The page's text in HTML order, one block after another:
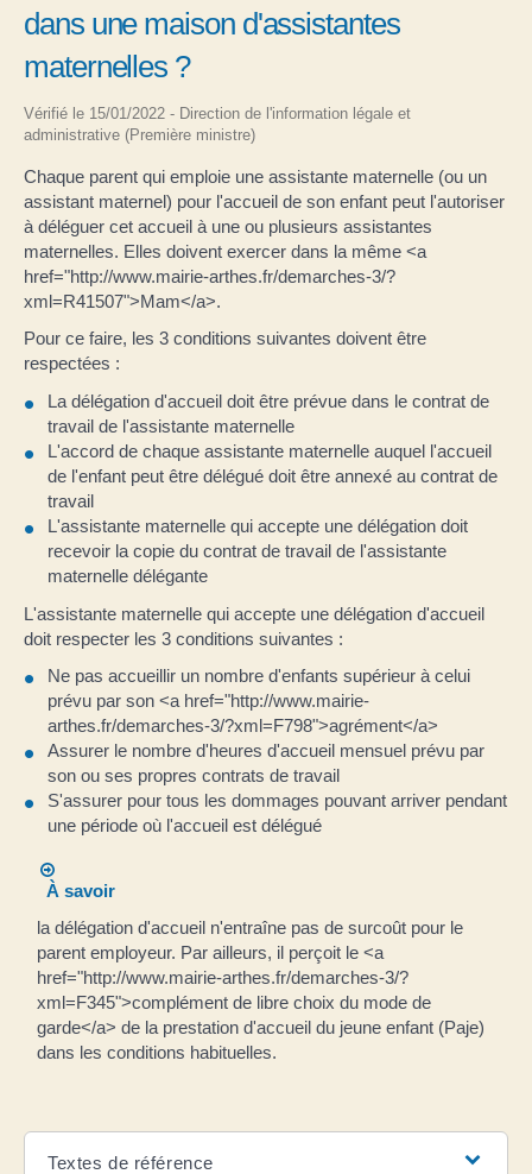
dans une maison d'assistantes
maternelles ?
Vérifié le 15/01/2022 - Direction de l'information légale et
administrative (Première ministre)
Chaque parent qui emploie une assistante maternelle (ou un
assistant maternel) pour l'accueil de son enfant peut l'autoriser
à déléguer cet accueil à une ou plusieurs assistantes
maternelles. Elles doivent exercer dans la même <a
href="http://www.mairie-arthes.fr/demarches-3/?
xml=R41507">Mam</a>.
Pour ce faire, les 3 conditions suivantes doivent être
respectées :
La délégation d'accueil doit être prévue dans le contrat de
travail de l'assistante maternelle
L'accord de chaque assistante maternelle auquel l'accueil
de l'enfant peut être délégué doit être annexé au contrat de
travail
L'assistante maternelle qui accepte une délégation doit
recevoir la copie du contrat de travail de l'assistante
maternelle délégante
L'assistante maternelle qui accepte une délégation d'accueil
doit respecter les 3 conditions suivantes :
Ne pas accueillir un nombre d'enfants supérieur à celui
prévu par son <a href="http://www.mairie-
arthes.fr/demarches-3/?xml=F798">agrément</a>
Assurer le nombre d'heures d'accueil mensuel prévu par
son ou ses propres contrats de travail
S'assurer pour tous les dommages pouvant arriver pendant
une période où l'accueil est délégué
À savoir
la délégation d'accueil n'entraîne pas de surcoût pour le
parent employeur. Par ailleurs, il perçoit le <a
href="http://www.mairie-arthes.fr/demarches-3/?
xml=F345">complément de libre choix du mode de
garde</a> de la prestation d'accueil du jeune enfant (Paje)
dans les conditions habituelles.
Textes de référence